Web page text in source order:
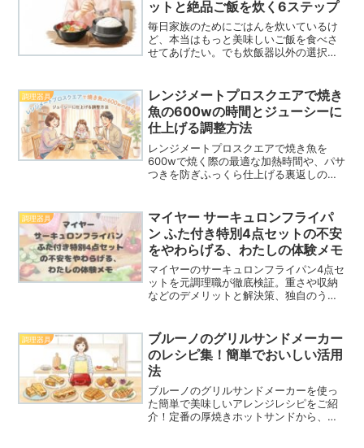
ットと絶品ご飯を炊く6ステップ
毎日家族のためにごはんを炊いているけ
ど、本当はもっと美味しいご飯を食べさ
せてあげたい。でも炊飯器以外の選択肢
の記事を読めば、長谷園のみそ汁鍋で、
まるで料亭のようなふっく...
調理器具
レンジメートプロスクエアで焼き
魚の600wの時間とジューシーに
仕上げる調整方法
レンジメートプロスクエアで焼き魚を
600wで焼く際の最適な加熱時間や、パサ
つきを防ぎふっくら仕上げる裏返しのタ
て失敗なく美味しく焼くコツまで紹介し
ます。手軽に美味しい焼き魚を楽しみた
い方は必見です。
調理器具
マイヤー サーキュロンフライパ
ン ふた付き特別4点セットの不安
をやわらげる、わたしの体験メモ
マイヤーのサーキュロンフライパン4点セ
ットを元調理職が徹底検証。重さや収納
などのデメリットと解決策、独自のうず
ます。賢い投資で毎日の料理と家計を快
適にしましょう。
調理器具
ブルーノのグリルサンドメーカー
のレシピ集！簡単でおいしい活用
法
ブルーノのグリルサンドメーカーを使っ
た簡単で美味しいアレンジレシピをご紹
介！定番の厚焼きホットサンドから、グ